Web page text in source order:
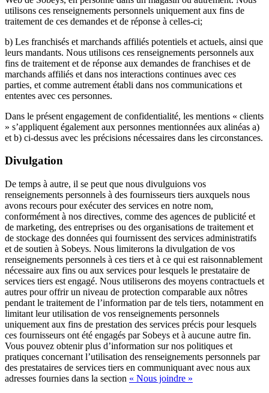
utilisons ces renseignements personnels uniquement aux fins de
traitement de ces demandes et de réponse à celles-ci;
b) Les franchisés et marchands affiliés potentiels et actuels, ainsi que
leurs mandants. Nous utilisons ces renseignements personnels aux
fins de traitement et de réponse aux demandes de franchises et de
marchands affiliés et dans nos interactions continues avec ces
parties, et comme autrement établi dans nos communications et
ententes avec ces personnes.
Dans le présent engagement de confidentialité, les mentions « clients
» s’appliquent également aux personnes mentionnées aux alinéas a)
et b) ci-dessus avec les précisions nécessaires dans les circonstances.
Divulgation
De temps à autre, il se peut que nous divulguions vos
renseignements personnels à des fournisseurs tiers auxquels nous
avons recours pour exécuter des services en notre nom,
conformément à nos directives, comme des agences de publicité et
de marketing, des entreprises ou des organisations de traitement et
de stockage des données qui fournissent des services administratifs
et de soutien à Sobeys. Nous limiterons la divulgation de vos
renseignements personnels à ces tiers et à ce qui est raisonnablement
nécessaire aux fins ou aux services pour lesquels le prestataire de
services tiers est engagé. Nous utiliserons des moyens contractuels et
autres pour offrir un niveau de protection comparable aux nôtres
pendant le traitement de l’information par de tels tiers, notamment en
limitant leur utilisation de vos renseignements personnels
uniquement aux fins de prestation des services précis pour lesquels
ces fournisseurs ont été engagés par Sobeys et à aucune autre fin.
Vous pouvez obtenir plus d’information sur nos politiques et
pratiques concernant l’utilisation des renseignements personnels par
des prestataires de services tiers en communiquant avec nous aux
adresses fournies dans la section « Nous joindre »